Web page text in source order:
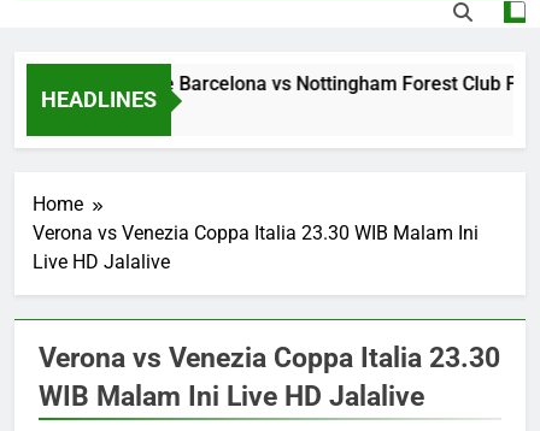
HEADLINES
Streaming Jalalive Barcelona vs Nottingham Forest Club
1 Day Ago
Home
Verona vs Venezia Coppa Italia 23.30 WIB Malam Ini
Live HD Jalalive
Verona vs Venezia Coppa Italia 23.30
WIB Malam Ini Live HD Jalalive